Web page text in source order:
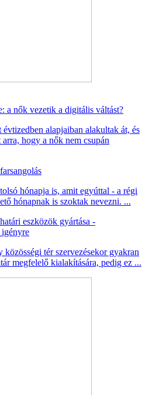
a nők vezetik a digitális váltást?
alapjaiban alakultak át, és
hogy a nők nem csupán
hónapja is, amit egyúttal - a régi
hónapnak is szoktak nevezni. ...
eszközök gyártása -
igényre
tér szervezésekor gyakran
megfelelő kialakítására, pedig ez ...